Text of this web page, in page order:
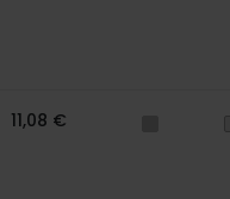
11,08 €